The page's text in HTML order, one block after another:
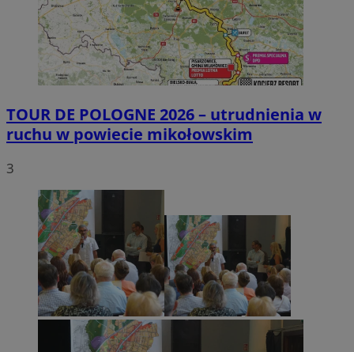
TOUR DE POLOGNE 2026 – utrudnienia w
ruchu w powiecie mikołowskim
3